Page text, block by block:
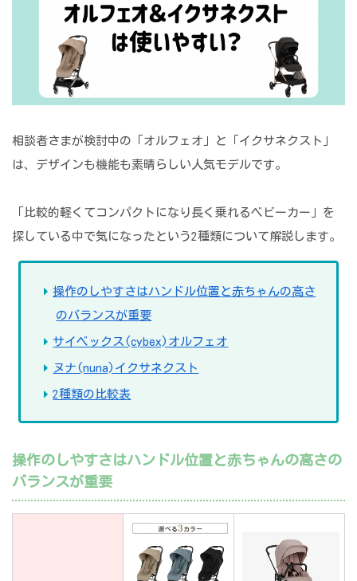
相談者さまが検討中の「オルフェオ」と「イクサネクスト」
は、デザインも機能も素晴らしい人気モデルです。
「比較的軽くてコンパクトになり長く乗れるベビーカー」を
探している中で気になったという2種類について解説します。
操作のしやすさはハンドル位置と赤ちゃんの高さ
のバランスが重要
サイベックス(cybex)オルフェオ
ヌナ(nuna)イクサネクスト
2種類の比較表
操作のしやすさはハンドル位置と赤ちゃんの高さの
バランスが重要